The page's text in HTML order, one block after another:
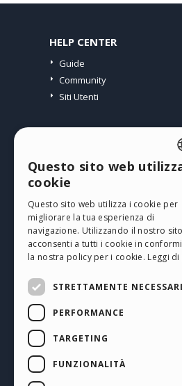
HELP CENTER
Guide
Community
Siti Utenti
I miei post
I miei Download
Spazio Web
I miei Crediti
Italiano
Copyright © 2026
Tutti
IT07514640015
Help
Questo sito web
cookie
Questo sito web utilizza i cookie per
migliorare la tua esperienza di
navigazione. Utilizzando il nostro
acconsenti a tutti i cookie in
la nostra policy per i cookie. Leggi di
STRETTAMENTE NECESSARI
PERFORMANCE
TARGETING
FUNZIONALITÀ